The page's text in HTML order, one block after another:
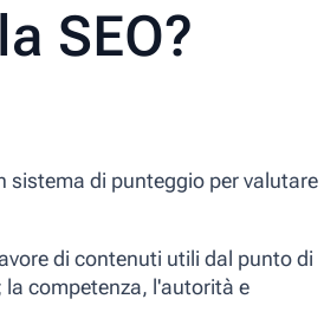
SEO?
sistema di punteggio per valutare
di contenuti utili dal punto di
competenza, l'autorità e